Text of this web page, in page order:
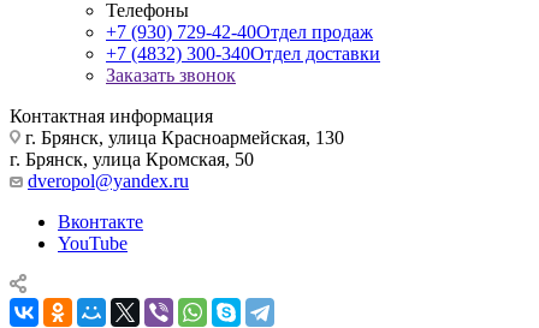
Телефоны
+7 (930) 729-42-40Отдел продаж
+7 (4832) 300-340Отдел доставки
Заказать звонок
Контактная информация
г. Брянск, улица Красноармейская, 130
г. Брянск, улица Кромская, 50
dveropol@yandex.ru
Вконтакте
YouTube